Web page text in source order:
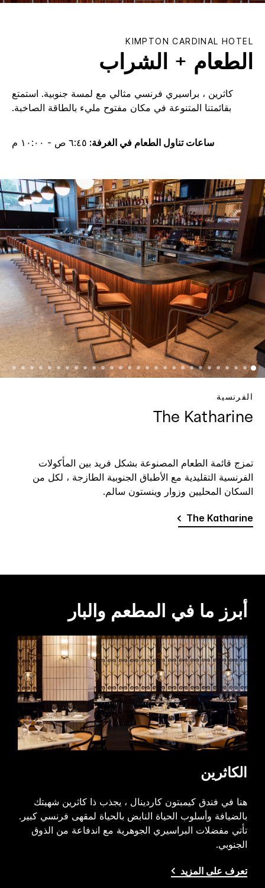
KIMPTON CARDINAL HOTEL
الطعام + الشراب
كاثرين ، براسيري فرنسي مثالي مع لمسة جنوبية. استمتع
بقائمتنا المتنوعة في مكان مفتوح مليء بالطاقة الصاخبة.
ساعات تناول الطعام في الغرفة: ٦:٤٥ ص - ١٠:٠٠ م
الفرنسية
The Katharine
تمزج قائمة الطعام المصنوعة بشكل فريد بين المأكولات
الفرنسية التقليدية مع الأطباق الجنوبية الطازجة ، لكل من
السكان المحليين وزوار وينستون سالم.
The Katharine
أبرز ما في المطعم والبار
الكاثرين
هنا في فندق كيمبتون كاردينال ، يجذب ذا كاثرين شهيتك
بالضيافة وأسلوب الحياة النابض بالحياة لمقهى فرنسي كبير.
تأتي مفضلات البراسيري الجوهرية مع اندفاعة من الذوق
الجنوبي.
تعرف على المزيد